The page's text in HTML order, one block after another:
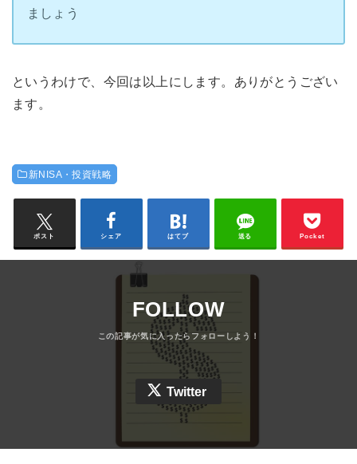
ましょう
というわけで、今回は以上にします。ありがとうござい
ます。
新NISA・投資戦略
ポスト シェア はてブ 送る Pocket
FOLLOW
Twitter